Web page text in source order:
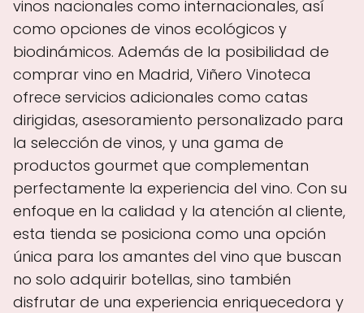
vinos nacionales como internacionales, así
como opciones de vinos ecológicos y
biodinámicos. Además de la posibilidad de
comprar vino en Madrid, Viñero Vinoteca
ofrece servicios adicionales como catas
dirigidas, asesoramiento personalizado para
la selección de vinos, y una gama de
productos gourmet que complementan
perfectamente la experiencia del vino. Con su
enfoque en la calidad y la atención al cliente,
esta tienda se posiciona como una opción
única para los amantes del vino que buscan
no solo adquirir botellas, sino también
disfrutar de una experiencia enriquecedora y